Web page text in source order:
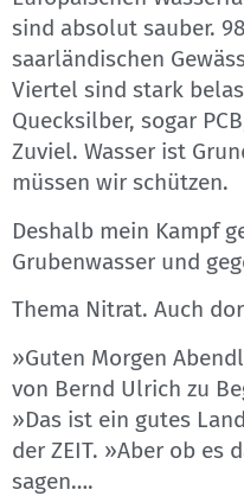
sind absolut sauber.
saarländischen
Viertel sind stark
Quecksilber, sogar
Zuviel. Wasser ist
müssen wir schützen.
Deshalb mein Kampf
Grubenwasser und
Thema Nitrat. Auch
»Guten Morgen
von Bernd Ulrich zu
»Das ist ein gutes
der ZEIT. »Aber ob
sagen….